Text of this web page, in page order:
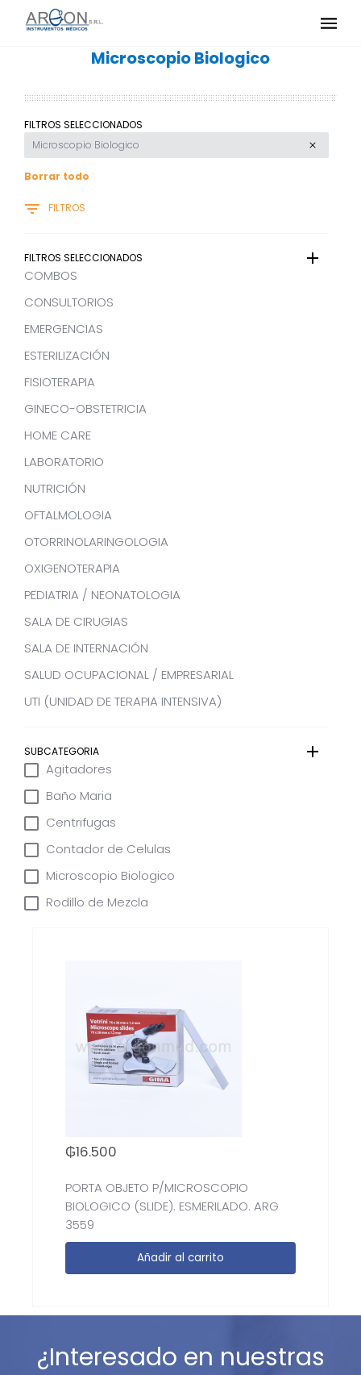
Microscopio Biologico
FILTROS SELECCIONADOS
Microscopio Biologico
Borrar todo
FILTROS
FILTROS SELECCIONADOS
COMBOS
CONSULTORIOS
EMERGENCIAS
ESTERILIZACIÓN
FISIOTERAPIA
GINECO-OBSTETRICIA
HOME CARE
LABORATORIO
NUTRICIÓN
OFTALMOLOGIA
OTORRINOLARINGOLOGIA
OXIGENOTERAPIA
PEDIATRIA / NEONATOLOGIA
SALA DE CIRUGIAS
SALA DE INTERNACIÓN
SALUD OCUPACIONAL / EMPRESARIAL
UTI (UNIDAD DE TERAPIA INTENSIVA)
SUBCATEGORIA
Agitadores
Baño Maria
Centrifugas
Contador de Celulas
Microscopio Biologico
Rodillo de Mezcla
₲16.500
PORTA OBJETO P/MICROSCOPIO
BIOLOGICO (SLIDE). ESMERILADO. ARG
3559
Añadir al carrito
¿Interesado en nuestras